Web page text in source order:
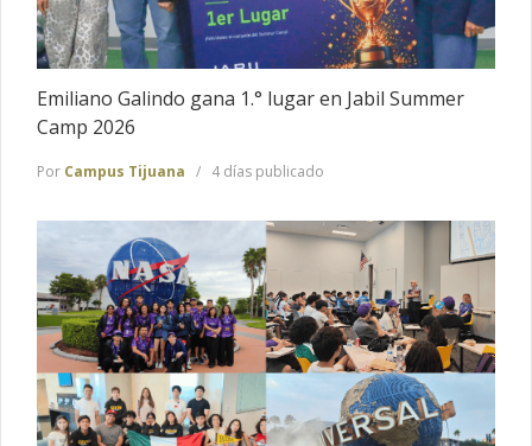
Emiliano Galindo gana 1.° lugar en Jabil Summer
Camp 2026
Por Campus Tijuana 4 días publicado